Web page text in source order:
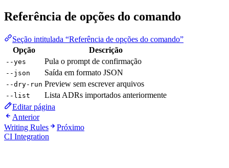
Referência de opções do comando
Seção intitulada “Referência de opções do comando”
Opção
Descrição
--yes Pula o prompt de confirmação
--json Saída em formato JSON
--dry-run Preview sem escrever arquivos
--list
Lista ADRs importados anteriormente
Editar página
Anterior
Writing Rules
Próximo
CI Integration